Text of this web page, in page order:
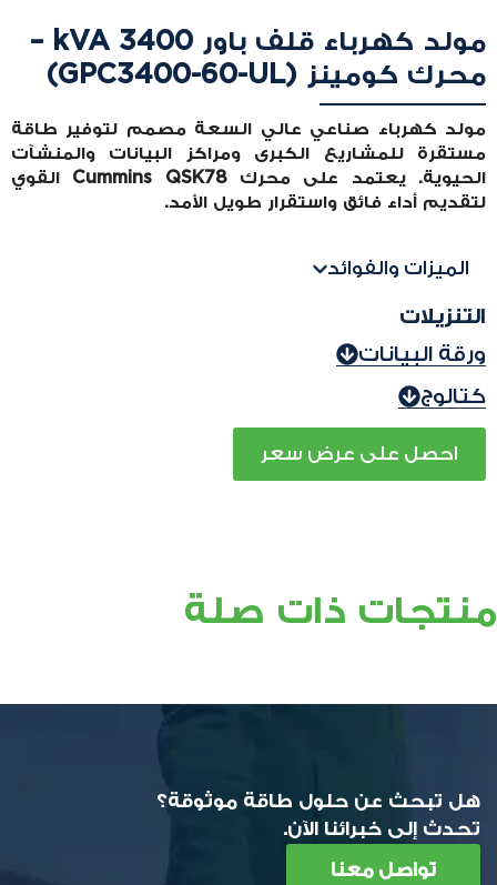
مولد كهرباء قلف باور 3400 kVA –
محرك كومينز (GPC3400-60-UL)
مولد كهرباء صناعي عالي السعة مصمم لتوفير طاقة
مستقرة للمشاريع الكبرى ومراكز البيانات والمنشآت
الحيوية. يعتمد على محرك Cummins QSK78 القوي
لتقديم أداء فائق واستقرار طويل الأمد.
الميزات والفوائد
التنزيلات
ورقة البيانات
كتالوج
احصل على عرض سعر
منتجات ذات صلة
هل تبحث عن حلول طاقة موثوقة؟
تحدث إلى خبرائنا الآن.
تواصل معنا